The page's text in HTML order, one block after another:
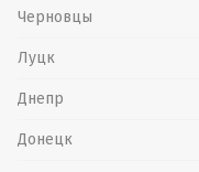
Черновцы
Луцк
Днепр
Донецк